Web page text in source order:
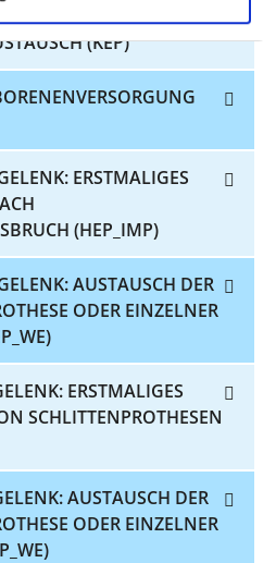
ERSTMALIGES
(KEP)
ERSTMALIGES
(HEP_IMP)
AUSTAUSCH DER
ODER EINZELNER
ERSTMALIGES
SCHLITTENPROTHESEN
AUSTAUSCH DER
ODER EINZELNER